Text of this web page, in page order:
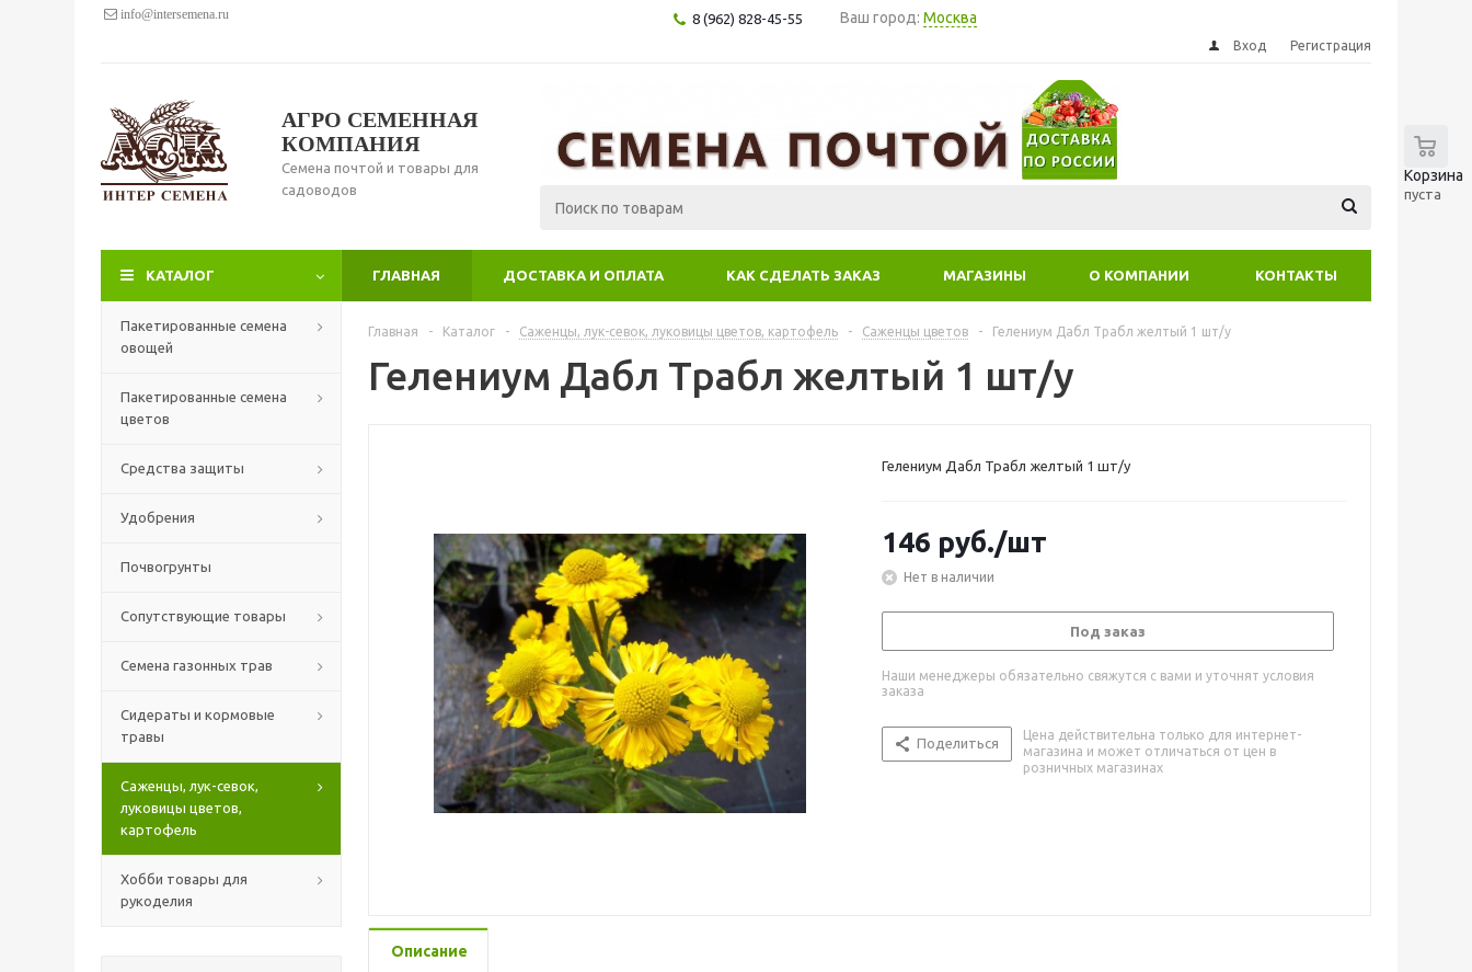
info@intersemena.ru 8 (962) 828-45-55 Ваш город: Москва
Вход Регистрация
АГРО СЕМЕННАЯ
КОМПАНИЯ
Семена почтой и товары для
садоводов
Корзина
пуста
КАТАЛОГ ГЛАВНАЯ ДОСТАВКА И ОПЛАТА КАК СДЕЛАТЬ ЗАКАЗ МАГАЗИНЫ О КОМПАНИИ КОНТАКТЫ
Пакетированные семена
овощей
Пакетированные семена
цветов
Средства защиты
Удобрения
Почвогрунты
Сопутствующие товары
Семена газонных трав
Сидераты и кормовые
травы
Саженцы, лук-севок,
луковицы цветов,
картофель
Хобби товары для
рукоделия
Главная - Каталог - Саженцы, лук-севок, луковицы цветов, картофель - Саженцы цветов - Гелениум Дабл Трабл желтый 1 шт/у
Гелениум Дабл Трабл желтый 1 шт/у
Гелениум Дабл Трабл желтый 1 шт/у
146 руб./шт
Нет в наличии
Под заказ
Наши менеджеры обязательно свяжутся с вами и уточнят условия
заказа
Поделиться
Цена действительна только для интернет-
магазина и может отличаться от цен в
розничных магазинах
Описание